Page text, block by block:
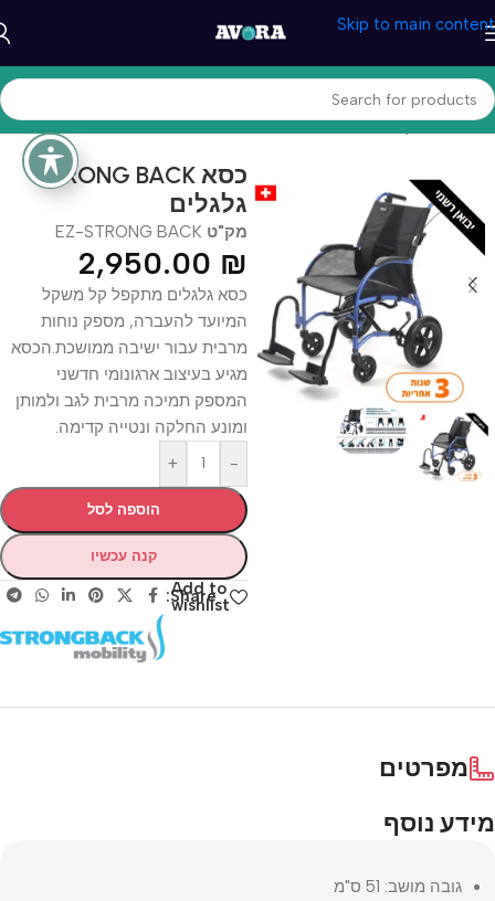
Skip to main content
עמוד הבית/קולנועית
STRONG BACK כסא
גלגלים
מק"ט EZ-STRONG BACK
2,950.00 ₪
כסא גלגלים מתקפל קל משקל
המיועד להעברה, מספק נוחות
מרבית עבור ישיבה ממושכת.הכסא
מגיע בעיצוב ארגונומי חדשני
המספק תמיכה מרבית לגב ולמותן
ומונע החלקה ונטייה קדימה.
-
+
הוספה לסל
קנה עכשיו
Add to
wishlist
Share:
מפרטים
מידע נוסף
גובה מושב: 51 ס"מ